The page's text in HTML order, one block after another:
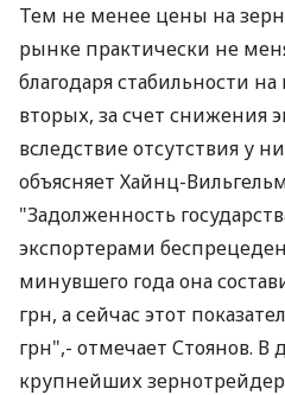
Тем не менее цены на
рынке практически не
благодаря стабильности
вторых, за счет снижения
вследствие отсутствия у
объясняет Хайнц-
"Задолженность
экспортерами
минувшего года она
грн, а сейчас этот
грн",- отмечает Стоянов. В
крупнейших